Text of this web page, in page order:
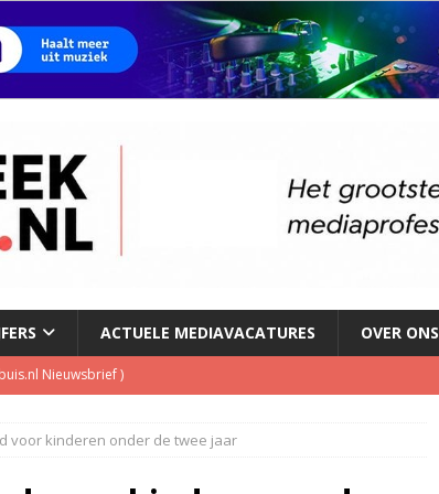
ACTUELE MEDIAVACATURES OVER ONS
Nieuwsbrief)
lanceert Jolene Country Radio)
voor kinderen onder de twee jaar